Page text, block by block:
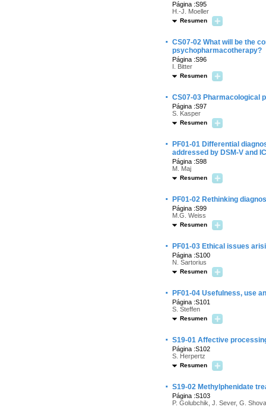
Página :S95
H.-J. Moeller
Resumen
· CS07-02 What will be the
psychopharmacotherapy?
Página :S96
I. Bitter
Resumen
· CS07-03 Pharmacological
Página :S97
S. Kasper
Resumen
·
PF01-01 Differential
addressed by DSM-V and
Página :S98
M. Maj
Resumen
· PF01-02 Rethinking
Página :S99
M.G. Weiss
Resumen
· PF01-03 Ethical issues
Página :S100
N. Sartorius
Resumen
· PF01-04 Usefulness, use
Página :S101
S. Steffen
Resumen
· S19-01 Affective
Página :S102
S. Herpertz
Resumen
· S19-02 Methylphenidate
Página :S103
P. Golubchik, J. Sever, G.